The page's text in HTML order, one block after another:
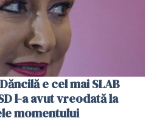
e cel mai SLAB
l-a avut vreodată la
momentului